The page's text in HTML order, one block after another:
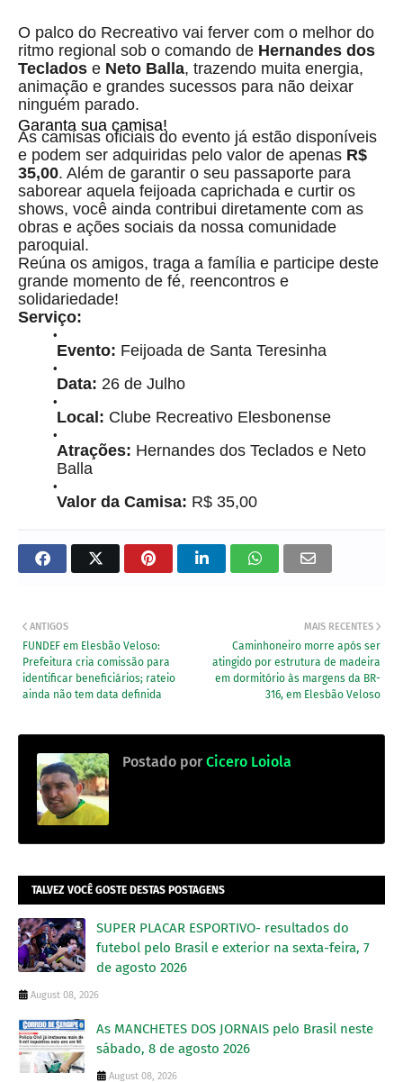
O palco do Recreativo vai ferver com o melhor do
ritmo regional sob o comando de Hernandes dos
Teclados e Neto Balla, trazendo muita energia,
animação e grandes sucessos para não deixar
ninguém parado.
Garanta sua camisa!
As camisas oficiais do evento já estão disponíveis
e podem ser adquiridas pelo valor de apenas R$
35,00. Além de garantir o seu passaporte para
saborear aquela feijoada caprichada e curtir os
shows, você ainda contribui diretamente com as
obras e ações sociais da nossa comunidade
paroquial.
Reúna os amigos, traga a família e participe deste
grande momento de fé, reencontros e
solidariedade!
Serviço:
Evento: Feijoada de Santa Teresinha
Data: 26 de Julho
Local: Clube Recreativo Elesbonense
Atrações: Hernandes dos Teclados e Neto
Balla
Valor da Camisa: R$ 35,00
MAIS RECENTES
Caminhoneiro morre após ser
atingido por estrutura de madeira
em dormitório às margens da BR-
316, em Elesbão Veloso
ANTIGOS
FUNDEF em Elesbão Veloso:
Prefeitura cria comissão para
identificar beneficiários; rateio
ainda não tem data definida
Postado por Cicero Loiola
TALVEZ VOCÊ GOSTE DESTAS POSTAGENS
SUPER PLACAR ESPORTIVO- resultados do
futebol pelo Brasil e exterior na sexta-feira, 7
de agosto 2026
August 08, 2026
As MANCHETES DOS JORNAIS pelo Brasil neste
sábado, 8 de agosto 2026
August 08, 2026